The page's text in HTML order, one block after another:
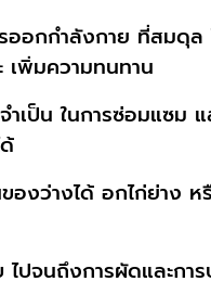
อกกำลังกาย ที่สมดุล
เพิ่มความทนทาน
ป็น ในการซ่อมแซม แ
องว่างได้ อกไก่ย่าง
ปจนถึงการผัดและกา